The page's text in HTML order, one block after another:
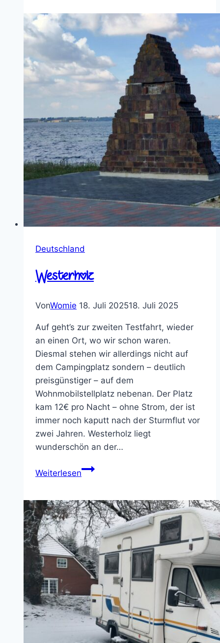
Deutschland
Westerholz
VonWomie 18. Juli 202518. Juli 2025
Auf geht’s zur zweiten Testfahrt, wieder
an einen Ort, wo wir schon waren.
Diesmal stehen wir allerdings nicht auf
dem Campingplatz sondern – deutlich
preisgünstiger – auf dem
Wohnmobilstellplatz nebenan. Der Platz
kam 12€ pro Nacht – ohne Strom, der ist
immer noch kaputt nach der Sturmflut vor
zwei Jahren. Westerholz liegt
wunderschön an der…
WeiterlesenWesterholz